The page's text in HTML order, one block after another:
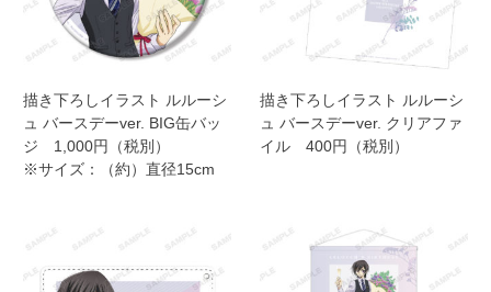
描き下ろしイラスト ルルーシ
ュ バースデーver. BIG缶バッ
ジ 1,000円（税別）
※サイズ：（約）直径15cm
描き下ろしイラスト ルルーシ
ュ バースデーver. クリアファ
イル 400円（税別）